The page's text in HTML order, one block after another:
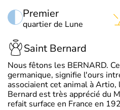
Premier
quartier de Lune
Saint Bernard
Nous fêtons les BERNARD.
germanique, signifie l'ours
associaient cet animal à
Bernard est très apprécié du
refait surface en France en